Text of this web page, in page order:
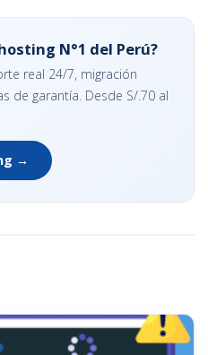
N°1 del Perú?
real 24/7, migración
de garantía. Desde S/.70 al
→